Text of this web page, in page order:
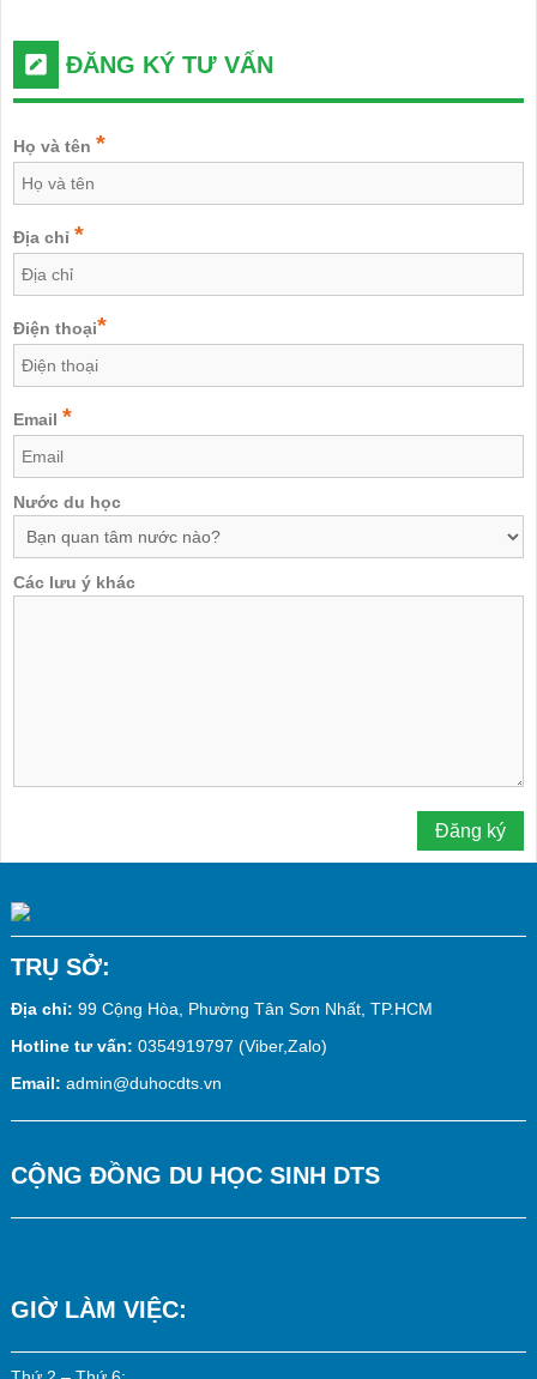
ĐĂNG KÝ TƯ VẤN
Họ và tên *
Địa chỉ *
Điện thoại*
Email *
Nước du học
Các lưu ý khác
TRỤ SỞ:
Địa chỉ: 99 Cộng Hòa, Phường Tân Sơn Nhất, TP.HCM
Hotline tư vấn: 0354919797 (Viber,Zalo)
Email: admin@duhocdts.vn
CỘNG ĐỒNG DU HỌC SINH DTS
GIỜ LÀM VIỆC: